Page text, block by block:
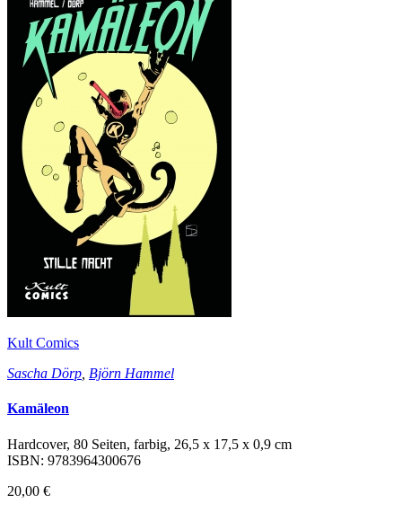
Kult Comics
Sascha Dörp Björn Hammel
Kamäleon
Hardcover, 80 Seiten, farbig, 26,5 x 17,5 x 0,9 cm
ISBN: 9783964300676
20,00 €